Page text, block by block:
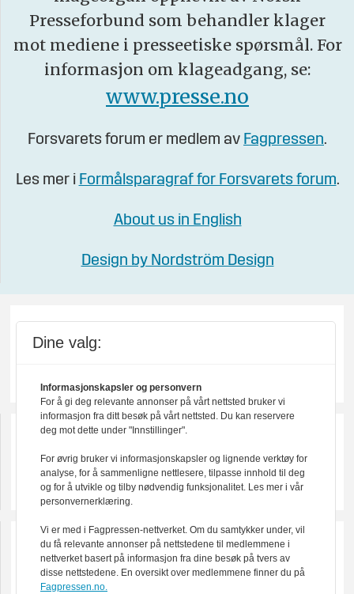
Presseforbund som behandler klager
mot mediene i presseetiske spørsmål. For
informasjon om klageadgang, se:
www.presse.no
Forsvarets forum er medlem av Fagpressen.
Les mer i Formålsparagraf for Forsvarets forum.
About us in English
Design by Nordström Design
Dine valg:
Informasjonskapsler og personvern
For å gi deg relevante annonser på vårt nettsted bruker vi
informasjon fra ditt besøk på vårt nettsted. Du kan reservere
deg mot dette under "Innstillinger".
For øvrig bruker vi informasjonskapsler og lignende verktøy for
analyse, for å sammenligne nettlesere, tilpasse innhold til deg
og for å utvikle og tilby nødvendig funksjonalitet. Les mer i vår
personvernerklæring.
Vi er med i Fagpressen-nettverket. Om du samtykker under, vil
du få relevante annonser på nettstedene til medlemmene i
nettverket basert på informasjon fra dine besøk på tvers av
disse nettstedene. En oversikt over medlemmene finner du på
Fagpressen.no.